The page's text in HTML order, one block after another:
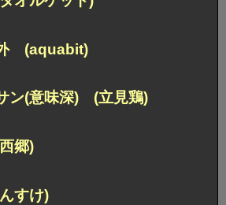
(aquabit)
ン(意味深) (立見鶏)
郷)
すけ)